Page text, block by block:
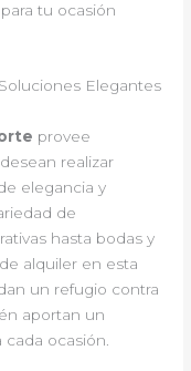
para tu ocasión
Elegantes
provee
realizar
elegancia y
de
hasta bodas y
alquiler en esta
un refugio contra
aportan un
ocasión.